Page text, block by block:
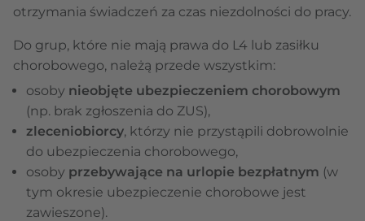
otrzymania świadczeń za czas niezdolności do pracy.
Do grup, które nie mają prawa do L4 lub zasiłku
chorobowego, należą przede wszystkim:
osoby nieobjęte ubezpieczeniem chorobowym
(np. brak zgłoszenia do ZUS),
zleceniobiorcy, którzy nie przystąpili dobrowolnie
do ubezpieczenia chorobowego,
osoby przebywające na urlopie bezpłatnym (w
tym okresie ubezpieczenie chorobowe jest
zawieszone).